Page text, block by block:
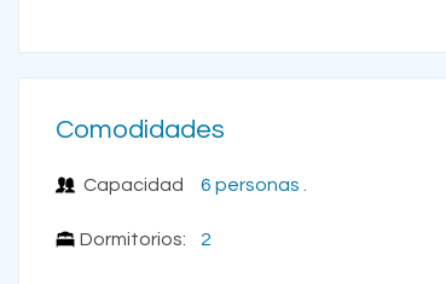
Comodidades
Capacidad
Dormitorios:
6 personas .
2